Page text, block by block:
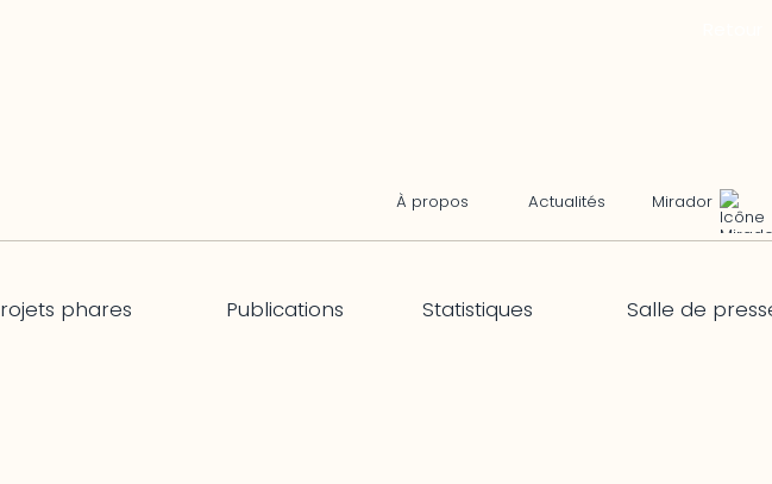
À propos Actualités Mirador
phares Publications Statistiques Salle de